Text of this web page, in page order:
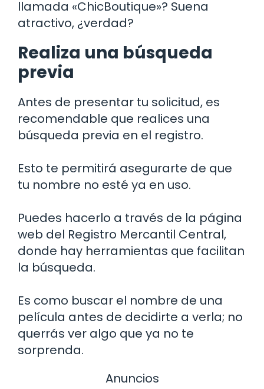
llamada «ChicBoutique»? Suena
atractivo, ¿verdad?
Realiza una búsqueda
previa
Antes de presentar tu solicitud, es
recomendable que realices una
búsqueda previa en el registro.
Esto te permitirá asegurarte de que
tu nombre no esté ya en uso.
Puedes hacerlo a través de la página
web del Registro Mercantil Central,
donde hay herramientas que facilitan
la búsqueda.
Es como buscar el nombre de una
película antes de decidirte a verla; no
querrás ver algo que ya no te
sorprenda.
Anuncios